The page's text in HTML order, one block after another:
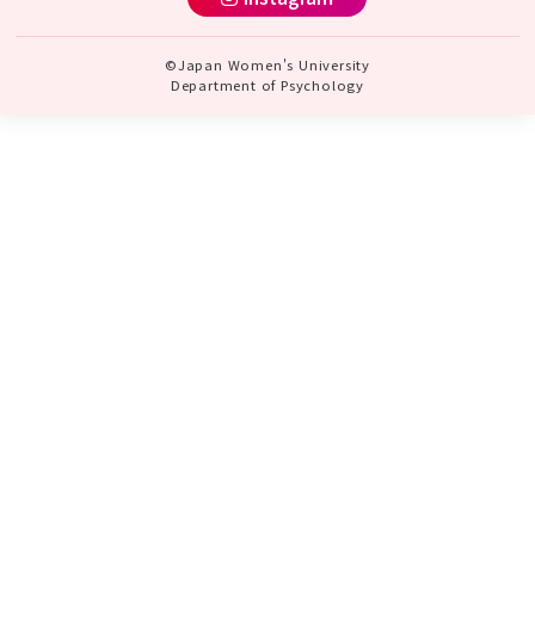
©Japan Women's University
Department of Psychology